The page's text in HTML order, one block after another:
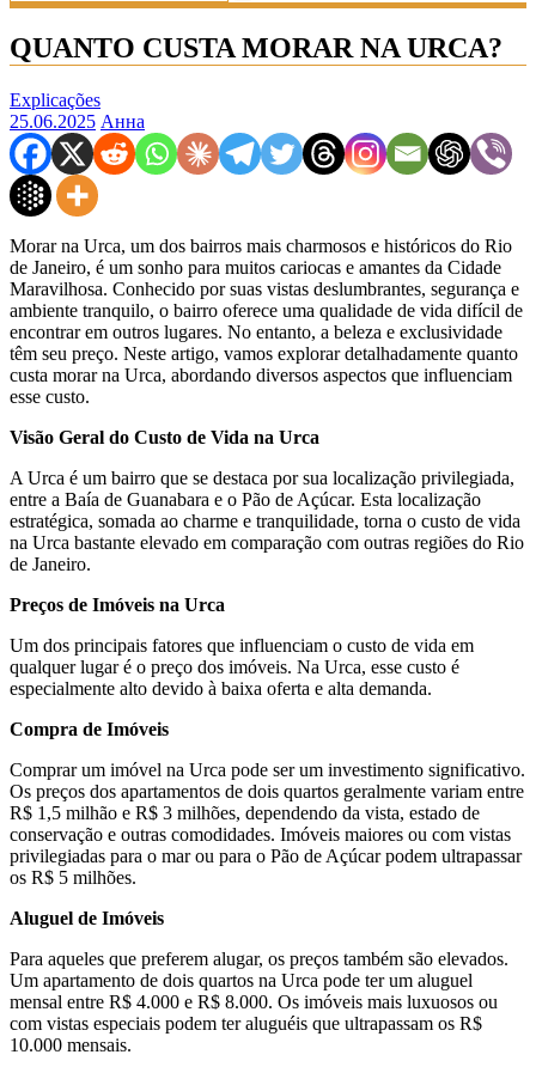
QUANTO CUSTA MORAR NA URCA?
Explicações
25.06.2025 Анна
Morar na Urca, um dos bairros mais charmosos e históricos do Rio
de Janeiro, é um sonho para muitos cariocas e amantes da Cidade
Maravilhosa. Conhecido por suas vistas deslumbrantes, segurança e
ambiente tranquilo, o bairro oferece uma qualidade de vida difícil de
encontrar em outros lugares. No entanto, a beleza e exclusividade
têm seu preço. Neste artigo, vamos explorar detalhadamente quanto
custa morar na Urca, abordando diversos aspectos que influenciam
esse custo.
Visão Geral do Custo de Vida na Urca
A Urca é um bairro que se destaca por sua localização privilegiada,
entre a Baía de Guanabara e o Pão de Açúcar. Esta localização
estratégica, somada ao charme e tranquilidade, torna o custo de vida
na Urca bastante elevado em comparação com outras regiões do Rio
de Janeiro.
Preços de Imóveis na Urca
Um dos principais fatores que influenciam o custo de vida em
qualquer lugar é o preço dos imóveis. Na Urca, esse custo é
especialmente alto devido à baixa oferta e alta demanda.
Compra de Imóveis
Comprar um imóvel na Urca pode ser um investimento significativo.
Os preços dos apartamentos de dois quartos geralmente variam entre
R$ 1,5 milhão e R$ 3 milhões, dependendo da vista, estado de
conservação e outras comodidades. Imóveis maiores ou com vistas
privilegiadas para o mar ou para o Pão de Açúcar podem ultrapassar
os R$ 5 milhões.
Aluguel de Imóveis
Para aqueles que preferem alugar, os preços também são elevados.
Um apartamento de dois quartos na Urca pode ter um aluguel
mensal entre R$ 4.000 e R$ 8.000. Os imóveis mais luxuosos ou
com vistas especiais podem ter aluguéis que ultrapassam os R$
10.000 mensais.